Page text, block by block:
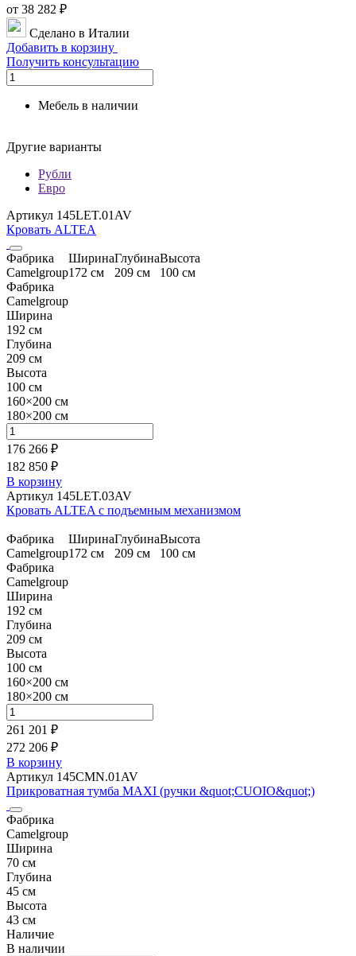
от 38 282 ₽
Сделано в Италии
Добавить в корзину
Получить консультацию
Мебель в наличии
Другие варианты
Рубли
Евро
Артикул 145LET.01AV
Кровать ALTEA
Фабрика
Camelgroup
Ширина
172 см
Глубина
209 см
Высота
100 см
Фабрика
Camelgroup
Ширина
192 см
Глубина
209 см
Высота
100 см
160×200 см
180×200 см
176 266 ₽
182 850 ₽
В корзину
Артикул 145LET.03AV
Кровать ALTEA с подъемным механизмом
Фабрика
Camelgroup
Ширина
172 см
Глубина
209 см
Высота
100 см
Фабрика
Camelgroup
Ширина
192 см
Глубина
209 см
Высота
100 см
160×200 см
180×200 см
261 201 ₽
272 206 ₽
В корзину
Артикул 145CMN.01AV
Прикроватная тумба MAXI (ручки &quot;CUOIO&quot;)
Фабрика
Camelgroup
Ширина
70 см
Глубина
45 см
Высота
43 см
Наличие
В наличии